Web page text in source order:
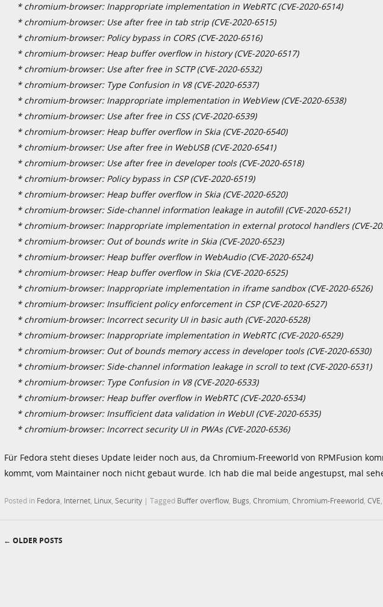
* chromium-browser: Inappropriate implementation in WebRTC (CVE-2020-6514)
* chromium-browser: Use after free in tab strip (CVE-2020-6515)
* chromium-browser: Policy bypass in CORS (CVE-2020-6516)
* chromium-browser: Heap buffer overflow in history (CVE-2020-6517)
* chromium-browser: Use after free in SCTP (CVE-2020-6532)
* chromium-browser: Type Confusion in V8 (CVE-2020-6537)
* chromium-browser: Inappropriate implementation in WebView (CVE-2020-6538)
* chromium-browser: Use after free in CSS (CVE-2020-6539)
* chromium-browser: Heap buffer overflow in Skia (CVE-2020-6540)
* chromium-browser: Use after free in WebUSB (CVE-2020-6541)
* chromium-browser: Use after free in developer tools (CVE-2020-6518)
* chromium-browser: Policy bypass in CSP (CVE-2020-6519)
* chromium-browser: Heap buffer overflow in Skia (CVE-2020-6520)
* chromium-browser: Side-channel information leakage in autofill (CVE-2020-6521)
* chromium-browser: Inappropriate implementation in external protocol handlers (CVE-
* chromium-browser: Out of bounds write in Skia (CVE-2020-6523)
* chromium-browser: Heap buffer overflow in WebAudio (CVE-2020-6524)
* chromium-browser: Heap buffer overflow in Skia (CVE-2020-6525)
* chromium-browser: Inappropriate implementation in iframe sandbox (CVE-2020-6526)
* chromium-browser: Insufficient policy enforcement in CSP (CVE-2020-6527)
* chromium-browser: Incorrect security UI in basic auth (CVE-2020-6528)
* chromium-browser: Inappropriate implementation in WebRTC (CVE-2020-6529)
* chromium-browser: Out of bounds memory access in developer tools (CVE-2020-6530)
* chromium-browser: Side-channel information leakage in scroll to text (CVE-2020-6531)
* chromium-browser: Type Confusion in V8 (CVE-2020-6533)
* chromium-browser: Heap buffer overflow in WebRTC (CVE-2020-6534)
* chromium-browser: Insufficient data validation in WebUI (CVE-2020-6535)
* chromium-browser: Incorrect security UI in PWAs (CVE-2020-6536)
Für Fedora steht dieses Update leider noch aus, da Chromium-Freeworld von RPMFusion
kommt, vom Maintainer noch nicht gebaut wurde. Ich hab die mal beide angestupst, mal
Posted in Fedora, Internet, Linux, Security | Tagged Buffer overflow, Bugs, Chromium, Chromium-Freeworld, CVE,
← OLDER POSTS